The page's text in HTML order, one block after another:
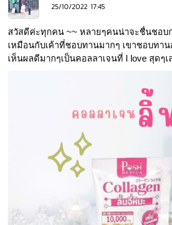
25/10/2022 17:45
สวัสดีค่ะทุกคน ~~ หลายๆคนน่าจะชื่นชอบ
เหมือนกับเค้าที่ชอบทานมากๆ เขาชอบทา
เห็นผลดีมากๆเป็นคอลลาเจนที่ I love สุดๆเ